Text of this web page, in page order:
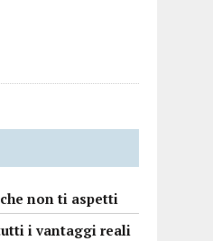
non ti aspetti
i vantaggi reali